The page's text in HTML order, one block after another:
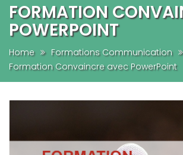
FORMATION
POWERPOINT
Home
Formations Communication
Formation Convaincre avec PowerPoint